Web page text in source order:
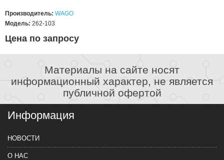
Производитель: WAGO
Модель: 262-103
Цена по запросу
Материалы на сайте носят
информационный характер, не является
публичной офертой
Информация
НОВОСТИ
О НАС